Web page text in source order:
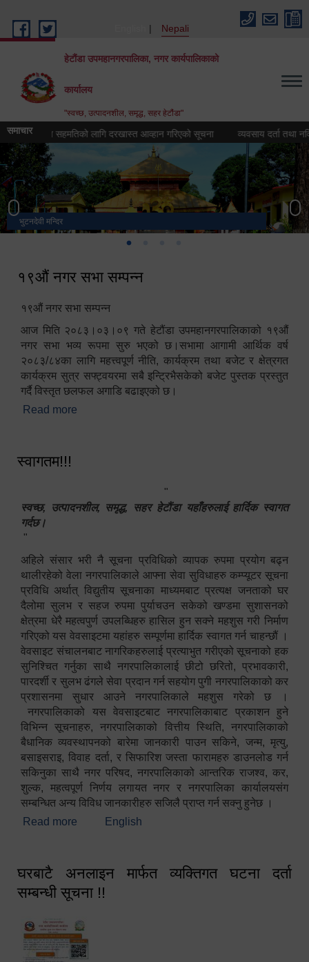
Nepali
हेटौंडा उपमहानगरपालिका, नगर कार्यपालिकाको
कार्यालय
"स्वच्छ, उत्पादनशील, समृद्ध, सहर हेटौंडा"
समाचार
सरुवा सहमतिको लागि दरखास्त आव्हान गरिएको सूचना व्यवसाय दर्ता तथा
भुटनदेवी मन्दिर
स्मारक
हेटौंडा उपमहानगरपालिका नगर कार्यपालिकाको कार्यालय
मनकामना डाँडाबाट देखिएको दृश्य
१९औं नगर सभा सम्पन्न
१९औं नगर सभा सम्पन्न
आज मिति २०८३।०३।०९ गते हेटौंडा उपमहानगरपालिकाको १९औं
नगर सभा भव्य रूपमा सुरु भएको छ।सभामा आगामी आर्थिक वर्ष
२०८३/८४का लागि महत्त्वपूर्ण नीति, कार्यक्रम तथा बजेट र क्षेत्रगत
कार्यक्रम सुत्र सफ्ट्वयरमा सबै इन्ट्रिभैसकेको बजेट पुस्तक प्रस्तुत
गर्दै विस्तृत छलफल अगाडि बढाइएको छ।
Read more
स्वागतम!!!
"
स्वच्छ, उत्पादनशील, समृद्ध, सहर हेटौंडा यहाँहरुलाई हार्दिक स्वागत
गर्दछ।
"
अहिले संसार भरी नै सूचना प्रविधिको व्यापक रुपमा प्रयोग बढ्न
थालीरहेको वेला नगरपालिकाले आफ्ना सेवा सुविधाहरु कम्प्यूटर सूचना
प्रविधि अर्थात् विद्युतीय सूचनाका माध्यमबाट प्रत्यक्ष जनताको घर
दैलोमा सुलभ र सहज रुपमा पुर्याचउन सकेको खण्डमा सुशासनको
क्षेत्रमा धेरै महत्वपुर्ण उपलब्धिहरु हासिल हुन सक्ने महशुस गरी निर्माण
गरिएको यस वेवसाइटमा यहांहरु सम्पूर्णमा हार्दिक स्वागत गर्न चाहन्छौं ।
वेवसाइट संचालनबाट नागरिकहरुलाई प्रत्याभुत गरीएको सूचनाको हक
सुनिश्चित गर्नुका साथै नगरपालिकालाई छीटो छरितो, प्रभावकारी,
पारदर्शी र सुलभ ढंगले सेवा प्रदान गर्न सहयोग पुगी नगरपालिकाको कर
प्रशासनमा सुधार आउने नगरपालिकाले महशुस गरेको छ ।
नगरपालिकाको यस वेवसाइटबाट नगरपालिकाबाट प्रकाशन हुने
विभिन्न सूचनाहरु, नगरपालिकाको वित्तीय स्थिति, नगरपालिकाको
बैधानिक व्यवस्थापनको बारेमा जानकारी पाउन सकिने, जन्म, मृत्यु,
बसाइसराइ, विवाह दर्ता, र सिफारिश जस्ता फारामहरु डाउनलोड गर्न
सकिनुका साथै नगर परिषद, नगरपालिकाको आन्तरिक राजश्व, कर,
शुल्क, महत्वपूर्ण निर्णय लगायत नगर र नगरपालिका कार्यालयसंग
सम्बन्धित अन्य विविध जानकारीहरु सजिलै प्राप्त गर्न सक्नु हुनेछ ।
Read more about स्वागतम!!!
English
घरबाटै अनलाइन मार्फत व्यक्तिगत घटना दर्ता
सम्बन्धी सूचना !!